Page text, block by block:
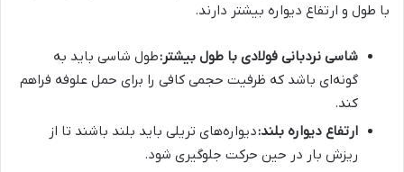
با طول و ارتفاع دیواره بیشتر دارند.
شاسی نردبانی فولادی با طول بیشتر:طول شاسی باید به
گونه‌ای باشد که ظرفیت حجمی کافی را برای حمل علوفه فراهم
کند.
ارتفاع دیواره بلند:دیواره‌های تریلی باید بلند باشند تا از
ریزش بار در حین حرکت جلوگیری شود.